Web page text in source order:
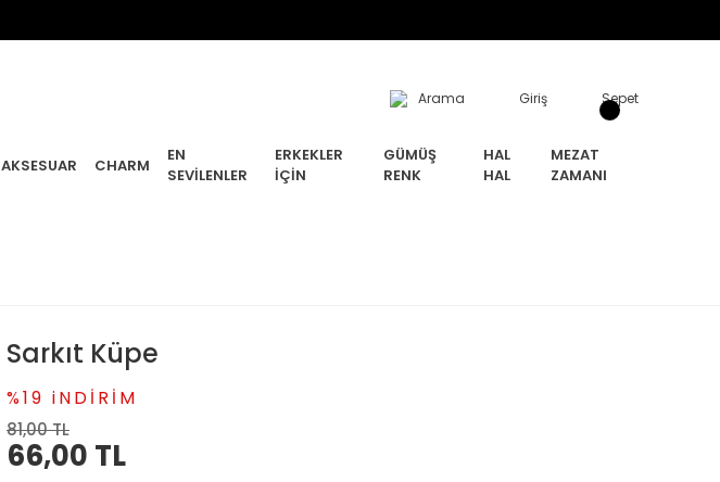
Arama Giriş Sepet
AKSESUAR CHARM
EN
SEVILENLER
ERKEKLER
İÇIN
GÜMÜŞ
RENK
HAL
HAL
MEZAT
ZAMANI
Sarkıt Küpe
%19 iNDİRİM
81,00 TL
66,00 TL